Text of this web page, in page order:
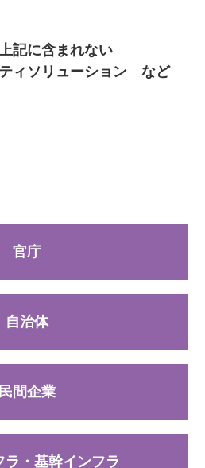
記に含まれない
ィソリューション など
官庁
自治体
民間企業
ラ・基幹インフラ